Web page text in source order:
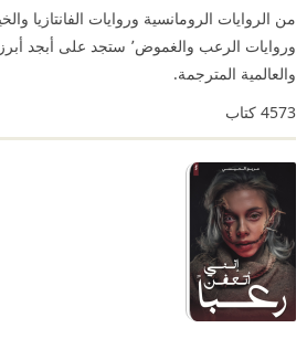
من الروايات الرومانسية وروايات الفانتازيا
وروايات الرعب والغموض٬ ستجد
والعالمية المترجمة.
4573 كتاب